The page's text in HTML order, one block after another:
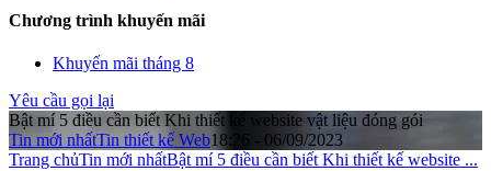
Chương trình khuyến mãi
Khuyến mãi tháng 8
Yêu cầu gọi lại
Bật mí 5 điều cần biết Khi thiết kế website vật liệu đóng gói
Tin mới nhấtTin thiết kế Web18:26 - 06/09/2023
Trang chủTin mới nhấtBật mí 5 điều cần biết Khi thiết kế website ...